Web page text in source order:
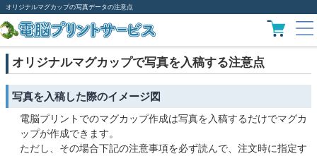
オリジナルマグカップの写真データの注意点
オリジナルマグカップで写真を入稿する注意点
写真を入稿した際のイメージ図
電脳プリントでのマグカップ作成は写真を入稿するだけでマグカ
ップが作成できます。
ただし、その場合下記の注意事項を必ず読んで、注文時に指定す